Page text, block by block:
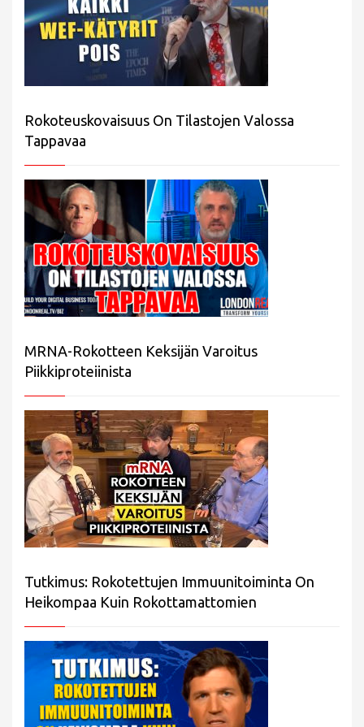
Rokoteuskovaisuus On Tilastojen Valossa
Tappavaa
MRNA-Rokotteen Keksijän Varoitus
Piikkiproteiinista
Tutkimus: Rokotettujen Immuunitoiminta On
Heikompaa Kuin Rokottamattomien